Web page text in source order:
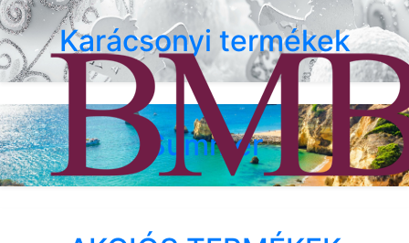
Karácsonyi termékek
Summer